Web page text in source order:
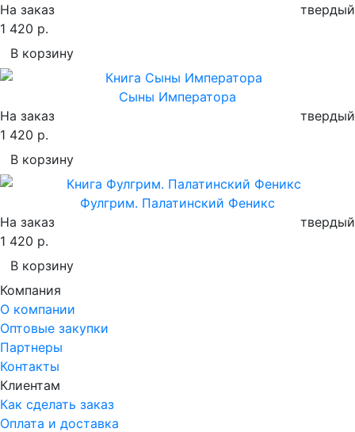
На заказ
твердый
1 420 р.
В корзину
Сыны Императора
На заказ
твердый
1 420 р.
В корзину
Фулгрим. Палатинский Феникс
На заказ
твердый
1 420 р.
В корзину
Компания
О компании
Оптовые закупки
Партнеры
Контакты
Клиентам
Как сделать заказ
Оплата и доставка